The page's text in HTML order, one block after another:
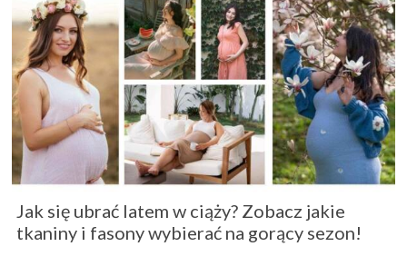
Jak się ubrać latem w ciąży? Zobacz jakie
tkaniny i fasony wybierać na gorący sezon!